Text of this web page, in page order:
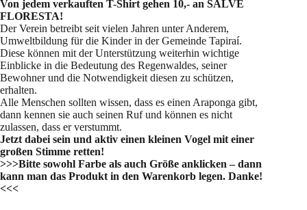
Von jedem verkauften T-Shirt gehen 10,- an SALVE
FLORESTA!
Der Verein betreibt seit vielen Jahren unter Anderem,
Umweltbildung für die Kinder in der Gemeinde Tapiraí.
Diese können mit der Unterstützung weiterhin wichtige
Einblicke in die Bedeutung des Regenwaldes, seiner
Bewohner und die Notwendigkeit diesen zu schützen,
erhalten.
Alle Menschen sollten wissen, dass es einen Araponga gibt,
dann kennen sie auch seinen Ruf und können es nicht
zulassen, dass er verstummt.
Jetzt dabei sein und aktiv einen kleinen Vogel mit einer
großen Stimme retten!
>>>Bitte sowohl Farbe als auch Größe anklicken – dann
kann man das Produkt in den Warenkorb legen. Danke!
<<<